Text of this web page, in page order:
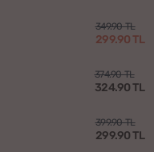
349.90 TL
299.90 TL
374.90 TL
324.90 TL
399.90 TL
299.90 TL